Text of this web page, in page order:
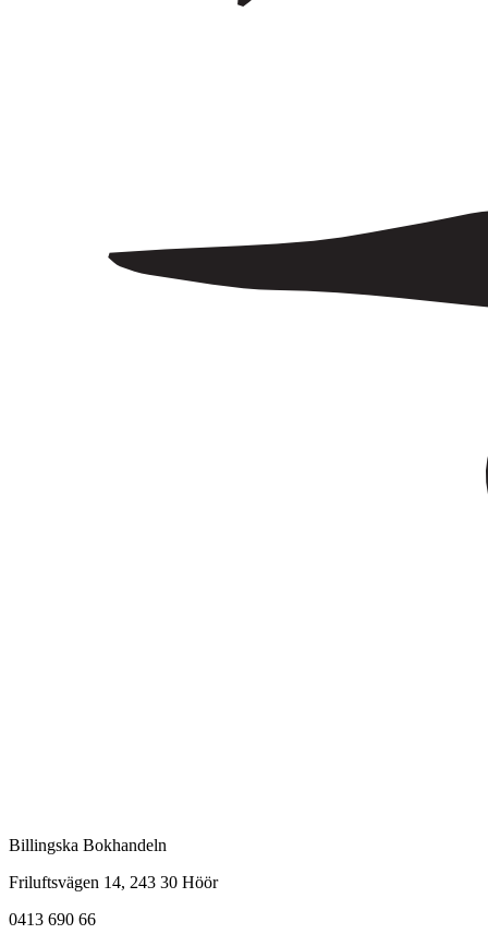
Billingska Bokhandeln
Friluftsvägen 14, 243 30 Höör
0413 690 66